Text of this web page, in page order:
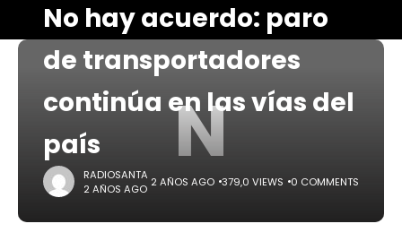
N
No hay acuerdo: paro
de transportadores
continúa en las vías del
país
RADIOSANTA
2 AÑOS AGO 2 AÑOS AGO 379,0 VIEWS 0 COMMENTS